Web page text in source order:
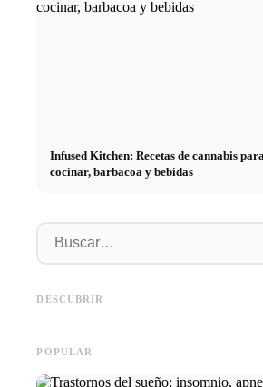
Infused Kitchen: Recetas de cannabis
cocinar, barbacoa y bebidas
DESCUBRIR
Online Marketing
POPULAR